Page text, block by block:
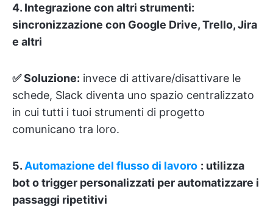
4. Integrazione con altri strumenti:
sincronizzazione con Google Drive, Trello, Jira
e altri
✅ Soluzione: invece di attivare/disattivare le
schede, Slack diventa uno spazio centralizzato
in cui tutti i tuoi strumenti di progetto
comunicano tra loro.
5. Automazione del flusso di lavoro : utilizza
bot o trigger personalizzati per automatizzare i
passaggi ripetitivi